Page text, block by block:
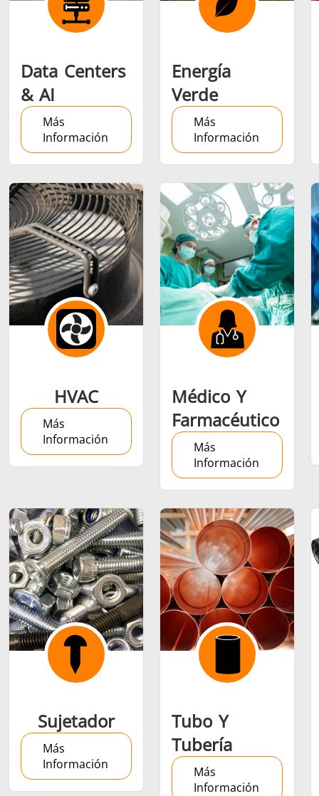
Energía verde
Herramientas
metálicas
HVAC
Semiconductor Sujetador Tubo y
Data Centers
& AI
Más
Información
Energía
Verde
Más
Información
HVAC
Más
Información
Médico Y
Farmacéutico
Más
Información
Sujetador
Más
Información
Tubo Y
Tubería
Más
Información